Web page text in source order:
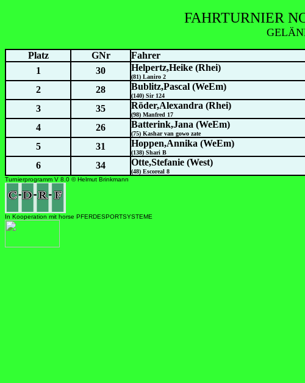
FAHRTURNIER
Platz GNr Fahrer
1 30 Helpertz,Heike (Rhei)
(81) Laniro 2
2
28 Bublitz,Pascal (WeEm)
(140) Sir 124
3
35 Röder,Alexandra (Rhei)
(98) Manfred 17
4
26 Batterink,Jana (WeEm)
(75) Kashar van gowo zate
5
31 Hoppen,Annika (WeEm)
(138) Shari B
6
34 Otte,Stefanie (West)
(48) Escoreal 8
Turnierprogramm V 8.0 © Helmut Brinkmann
In Kooperation mit horse PFERDESPORTSYSTEME